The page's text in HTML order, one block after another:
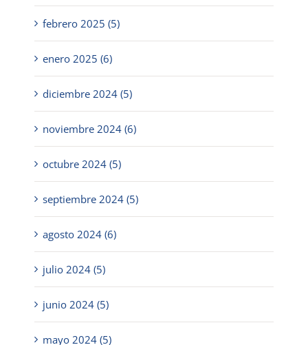
febrero 2025 (5)
enero 2025 (6)
diciembre 2024 (5)
noviembre 2024 (6)
octubre 2024 (5)
septiembre 2024 (5)
agosto 2024 (6)
julio 2024 (5)
junio 2024 (5)
mayo 2024 (5)